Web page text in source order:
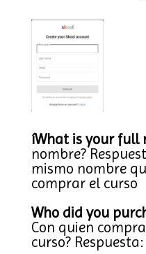
íWhat is your full
nombre?
mismo nombre
comprar el curso
Who did you
Con quien
curso?